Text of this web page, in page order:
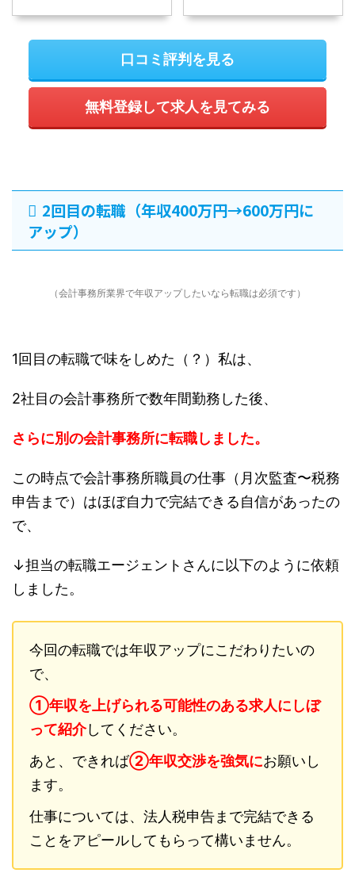
口コミ評判を見る
無料登録して求人を見てみる
2回目の転職（年収400万円→600万円に
アップ）
（会計事務所業界で年収アップしたいなら転職は必須です）
1回目の転職で味をしめた（？）私は、
2社目の会計事務所で数年間勤務した後、
さらに別の会計事務所に転職しました。
この時点で会計事務所職員の仕事（月次監査〜税務
申告まで）はほぼ自力で完結できる自信があったの
で、
↓担当の転職エージェントさんに以下のように依頼
しました。
今回の転職では年収アップにこだわりたいの
で、
①年収を上げられる可能性のある求人にしぼ
って紹介してください。
あと、できれば②年収交渉を強気にお願いし
ます。
仕事については、法人税申告まで完結できる
ことをアピールしてもらって構いません。